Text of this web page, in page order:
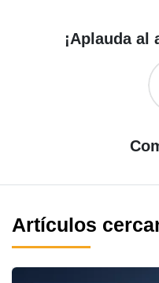
¡Aplauda
Artículos